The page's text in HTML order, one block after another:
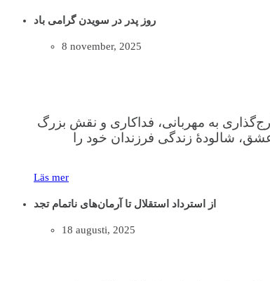
روز پدر در سویدن گرامی باد
8 november, 2025
به مهربانی، فداکاری و نقش بزرگ
شالودهٔ زندگی فرزندان خود را
Läs mer
از استرداد استقلال تا آرمان‌های ناتمام تجد
18 augusti, 2025